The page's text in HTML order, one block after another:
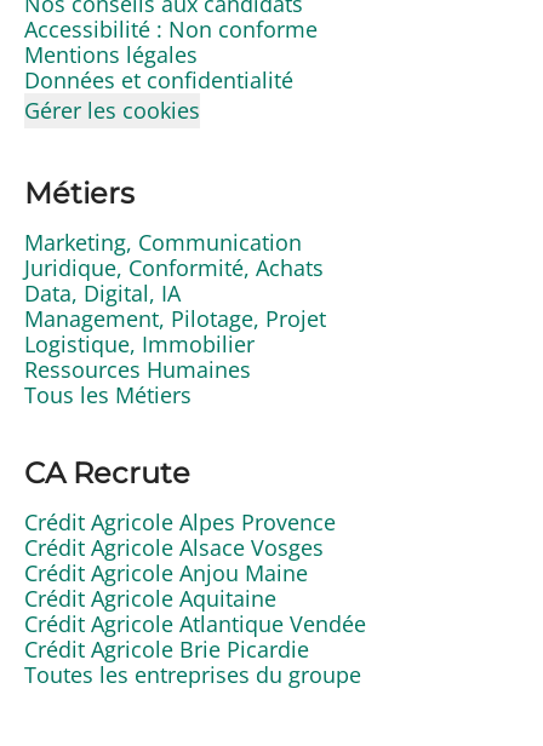
Accessibilité : Non conforme
Mentions légales
Données et confidentialité
Gérer les cookies
Métiers
Marketing, Communication
Juridique, Conformité, Achats
Data, Digital, IA
Management, Pilotage, Projet
Logistique, Immobilier
Ressources Humaines
Tous les Métiers
CA Recrute
Crédit Agricole Alpes Provence
Crédit Agricole Alsace Vosges
Crédit Agricole Anjou Maine
Crédit Agricole Aquitaine
Crédit Agricole Atlantique Vendée
Crédit Agricole Brie Picardie
Toutes les entreprises du groupe